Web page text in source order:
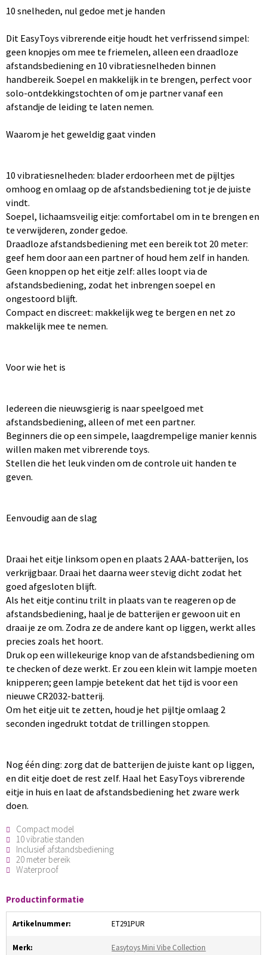
10 snelheden, nul gedoe met je handen
Dit EasyToys vibrerende eitje houdt het verfrissend simpel:
geen knopjes om mee te friemelen, alleen een draadloze
afstandsbediening en 10 vibratiesnelheden binnen
handbereik. Soepel en makkelijk in te brengen, perfect voor
solo-ontdekkingstochten of om je partner vanaf een
afstandje de leiding te laten nemen.
Waarom je het geweldig gaat vinden
10 vibratiesnelheden: blader erdoorheen met de pijltjes
omhoog en omlaag op de afstandsbediening tot je de juiste
vindt.
Soepel, lichaamsveilig eitje: comfortabel om in te brengen en
te verwijderen, zonder gedoe.
Draadloze afstandsbediening met een bereik tot 20 meter:
geef hem door aan een partner of houd hem zelf in handen.
Geen knoppen op het eitje zelf: alles loopt via de
afstandsbediening, zodat het inbrengen soepel en
ongestoord blijft.
Compact en discreet: makkelijk weg te bergen en net zo
makkelijk mee te nemen.
Voor wie het is
Iedereen die nieuwsgierig is naar speelgoed met
afstandsbediening, alleen of met een partner.
Beginners die op een simpele, laagdrempelige manier kennis
willen maken met vibrerende toys.
Stellen die het leuk vinden om de controle uit handen te
geven.
Eenvoudig aan de slag
Draai het eitje linksom open en plaats 2 AAA-batterijen, los
verkrijgbaar. Draai het daarna weer stevig dicht zodat het
goed afgesloten blijft.
Als het eitje continu trilt in plaats van te reageren op de
afstandsbediening, haal je de batterijen er gewoon uit en
draai je ze om. Zodra ze de andere kant op liggen, werkt alles
precies zoals het hoort.
Druk op een willekeurige knop van de afstandsbediening om
te checken of deze werkt. Er zou een klein wit lampje moeten
knipperen; geen lampje betekent dat het tijd is voor een
nieuwe CR2032-batterij.
Om het eitje uit te zetten, houd je het pijltje omlaag 2
seconden ingedrukt totdat de trillingen stoppen.
Nog één ding: zorg dat de batterijen de juiste kant op liggen,
en dit eitje doet de rest zelf. Haal het EasyToys vibrerende
eitje in huis en laat de afstandsbediening het zware werk
doen.
Compact model
10 vibratie standen
Inclusief afstandsbediening
20 meter bereik
Waterproof
Productinformatie
Artikelnummer: ET291PUR
Merk: Easytoys Mini Vibe Collection